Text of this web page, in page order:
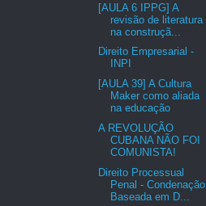
[AULA 6 IPPG] A
revisão de literatura
na construçã...
Direito Empresarial -
INPI
[AULA 39] A Cultura
Maker como aliada
na educação
A REVOLUÇÃO
CUBANA NÃO FOI
COMUNISTA!
Direito Processual
Penal - Condenação
Baseada em D...